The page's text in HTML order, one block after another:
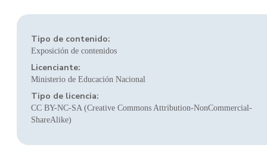
Tipo de contenido:
Exposición de contenidos
Licenciante:
Ministerio de Educación Nacional
Tipo de licencia:
CC BY-NC-SA (Creative Commons Attribution-NonCommercial-
ShareAlike)